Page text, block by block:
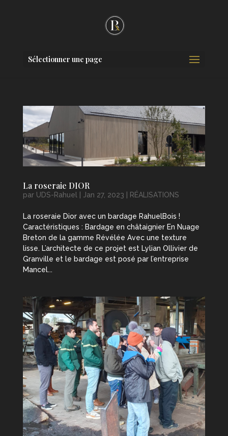
Sélectionner une page
La roseraie DIOR
par UDS-Rahuel| Jan 27, 2023 RÉALISATIONS
La roseraie Dior avec un bardage RahuelBois !
Caractéristiques : Bardage en châtaignier En Nuage
Breton de la gamme Révélée Avec une texture
lisse. L’architecte de ce projet est Lylian Ollivier de
Granville et le bardage est posé par l’entreprise
Mancel...